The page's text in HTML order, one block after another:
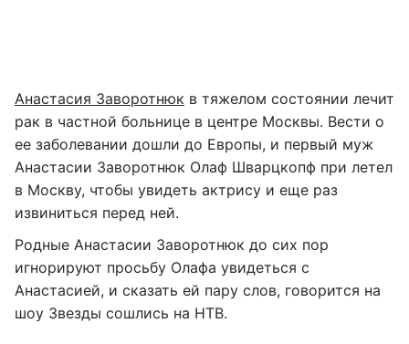
Анастасия Заворотнюк в тяжелом состоянии лечит
рак в частной больнице в центре Москвы. Вести о
ее заболевании дошли до Европы, и первый муж
Анастасии Заворотнюк Олаф Шварцкопф при летел
в Москву, чтобы увидеть актрису и еще раз
извиниться перед ней.
Родные Анастасии Заворотнюк до сих пор
игнорируют просьбу Олафа увидеться с
Анастасией, и сказать ей пару слов, говорится на
шоу Звезды сошлись на НТВ.